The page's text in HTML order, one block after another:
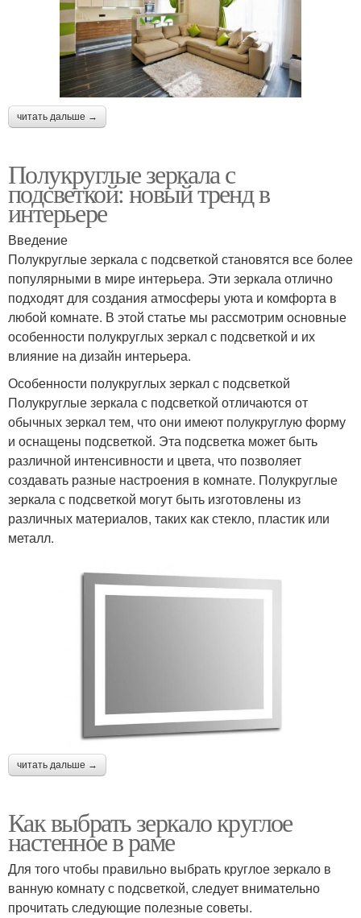
читать дальше →
Полукруглые зеркала с
подсветкой: новый тренд в
интерьере
Введение
Полукруглые зеркала с подсветкой становятся все более
популярными в мире интерьера. Эти зеркала отлично
подходят для создания атмосферы уюта и комфорта в
любой комнате. В этой статье мы рассмотрим основные
особенности полукруглых зеркал с подсветкой и их
влияние на дизайн интерьера.
Особенности полукруглых зеркал с подсветкой
Полукруглые зеркала с подсветкой отличаются от
обычных зеркал тем, что они имеют полукруглую форму
и оснащены подсветкой. Эта подсветка может быть
различной интенсивности и цвета, что позволяет
создавать разные настроения в комнате. Полукруглые
зеркала с подсветкой могут быть изготовлены из
различных материалов, таких как стекло, пластик или
металл.
читать дальше →
Как выбрать зеркало круглое
настенное в раме
Для того чтобы правильно выбрать круглое зеркало в
ванную комнату с подсветкой, следует внимательно
прочитать следующие полезные советы.